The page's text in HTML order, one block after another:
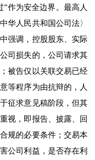
作为安全边界。最高人
华人民共和国公司法〉
强调，控股股东、实际
司损失的，公司请求其
被告仅以关联交易已经
等程序为由抗辩的，人
征求意见稿阶段，但其
视，即报告、披露、回
规的必要条件；交易本
公司利益，是否存在利